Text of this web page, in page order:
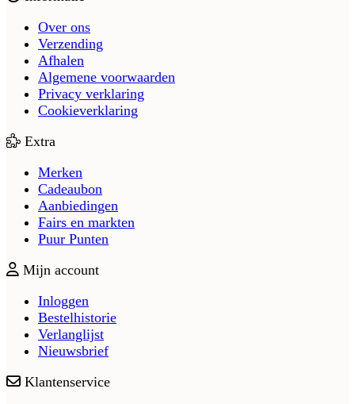
Over ons
Verzending
Afhalen
Algemene voorwaarden
Privacy verklaring
Cookieverklaring
Extra
Merken
Cadeaubon
Aanbiedingen
Fairs en markten
Puur Punten
Mijn account
Inloggen
Bestelhistorie
Verlanglijst
Nieuwsbrief
Klantenservice